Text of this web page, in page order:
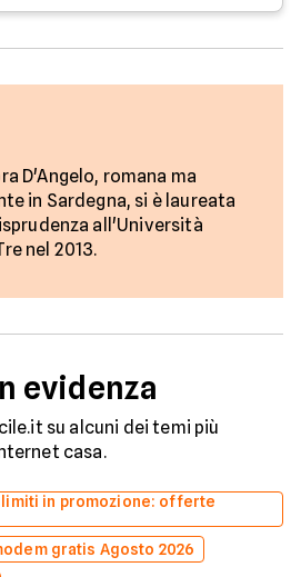
D'Angelo, romana ma
in Sardegna, si è laureata
all'Università
nel 2013.
evidenza
su alcuni dei temi più
casa.
in promozione: offerte
gratis Agosto 2026